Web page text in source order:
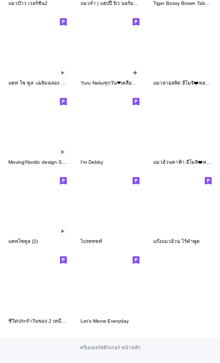
แมวป้าว เวอร์ชั่น2 แมวจ๋า | แฮปปี้ นิว นอร์มอล 2565 Tiger Bossy Brown Tabby(EN)
แมวลายสลิด อีโมจิ❤️หลากหลายอารมณ์ 18
I'm Debby
แคทโซคูล (2) ไบรทททท์ แก๊งแมวอ้วน ไร้คำพูด
Let's Meow Everyday
ครีเอเตอร์สติกเกอร์ หน้าหลัก